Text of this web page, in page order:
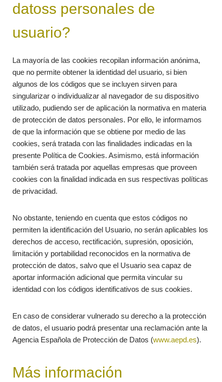
datoss personales de
usuario?
La mayoría de las cookies recopilan información anónima,
que no permite obtener la identidad del usuario, si bien
algunos de los códigos que se incluyen sirven para
singularizar o individualizar al navegador de su dispositivo
utilizado, pudiendo ser de aplicación la normativa en materia
de protección de datos personales. Por ello, le informamos
de que la información que se obtiene por medio de las
cookies, será tratada con las finalidades indicadas en la
presente Política de Cookies. Asimismo, está información
también será tratada por aquellas empresas que proveen
cookies con la finalidad indicada en sus respectivas políticas
de privacidad.
No obstante, teniendo en cuenta que estos códigos no
permiten la identificación del Usuario, no serán aplicables los
derechos de acceso, rectificación, supresión, oposición,
limitación y portabilidad reconocidos en la normativa de
protección de datos, salvo que el Usuario sea capaz de
aportar información adicional que permita vincular su
identidad con los códigos identificativos de sus cookies.
En caso de considerar vulnerado su derecho a la protección
de datos, el usuario podrá presentar una reclamación ante la
Agencia Española de Protección de Datos (www.aepd.es).
Más información